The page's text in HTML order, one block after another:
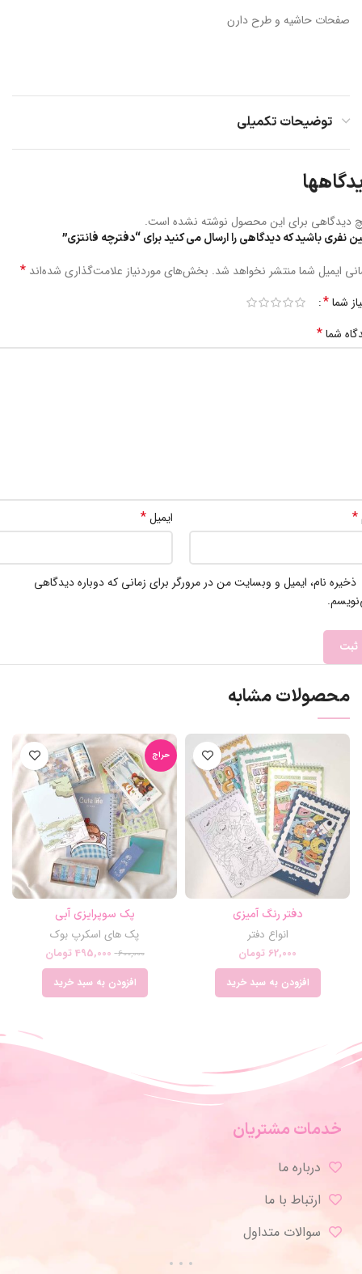
صفحات حاشیه و طرح دارن
توضیحات تکمیلی
دیدگاهی برای این محصول نوشته نشده است.
نفری باشید که دیدگاهی را ارسال می کنید برای “دفترچه فانتزی”
ایمیل شما منتشر نخواهد شد. بخش‌های موردنیاز علامت‌گذاری شده‌اند *
شما*
شما*
* ایمیل*
ذخیره نام، ایمیل و وبسایت من در مرورگر برای زمانی که دوباره دیدگاهی
محصولات مشابه
دفتر رنگ آمیزی
انواع دفتر
62,000تومان
افزودن به سبد خرید
حراج
پک سوپرایزی آبی
پک های اسکرپ بوک
600,000
495,000 تومان
افزودن به سبد خرید
خدمات مشتریان
درباره ما
ارتباط با ما
سوالات متداول